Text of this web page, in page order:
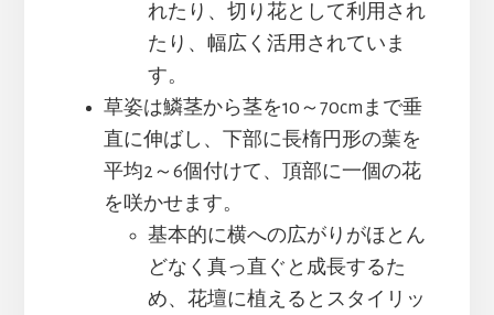
れたり、切り花として利用され
たり、幅広く活用されていま
す。
草姿は鱗茎から茎を10～70cmまで垂
直に伸ばし、下部に長楕円形の葉を
平均2～6個付けて、頂部に一個の花
を咲かせます。
基本的に横への広がりがほとん
どなく真っ直ぐと成長するた
め、花壇に植えるとスタイリッ